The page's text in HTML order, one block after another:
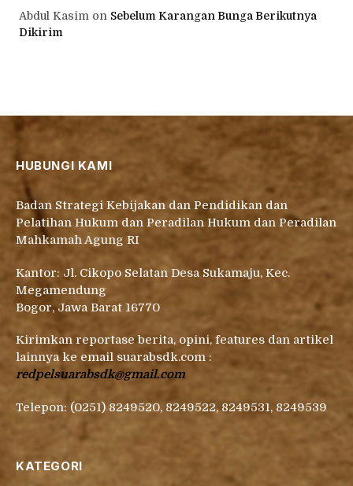
Abdul Kasim on Sebelum Karangan Bunga Berikutnya
Dikirim
HUBUNGI KAMI
Badan Strategi Kebijakan dan Pendidikan dan
Pelatihan Hukum dan Peradilan Hukum dan Peradilan
Mahkamah Agung RI
Kantor: Jl. Cikopo Selatan Desa Sukamaju, Kec.
Megamendung
Bogor, Jawa Barat 16770
Kirimkan reportase berita, opini, features dan artikel
lainnya ke email suarabsdk.com :
redpelsuarabsdk@gmail.com
Telepon: (0251) 8249520, 8249522, 8249531, 8249539
KATEGORI